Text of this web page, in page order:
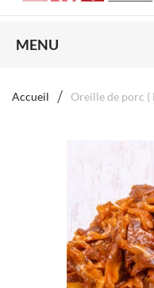
MENU
Accueil Oreille de porc (